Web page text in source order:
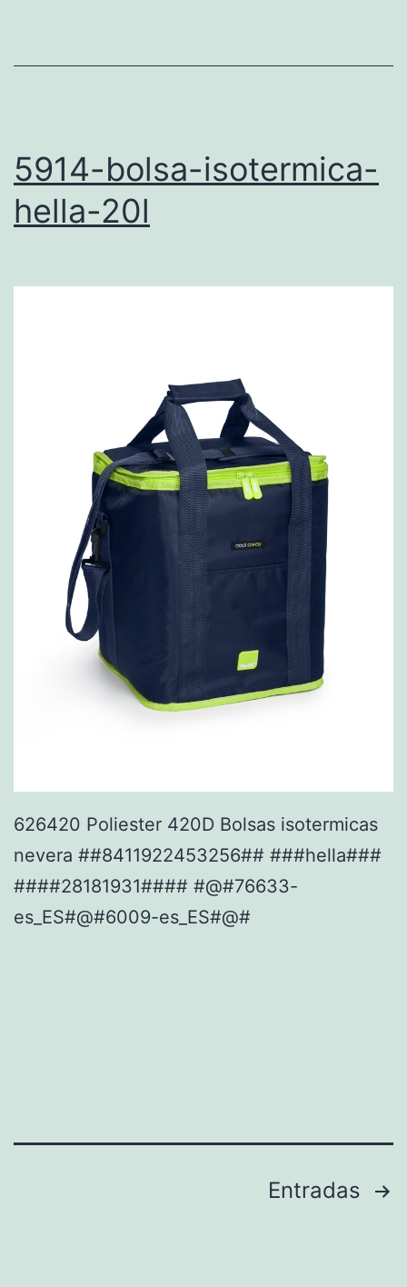
5914-bolsa-isotermica-
hella-20l
626420 Poliester 420D Bolsas isotermicas
nevera ##8411922453256## ###hella###
####28181931#### #@#76633-
es_ES#@#6009-es_ES#@#
Entradas